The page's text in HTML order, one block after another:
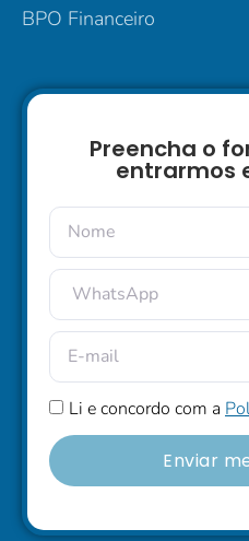
BPO Financeiro
Preencha o
entrarmos
Li e concordo com a
Enviar